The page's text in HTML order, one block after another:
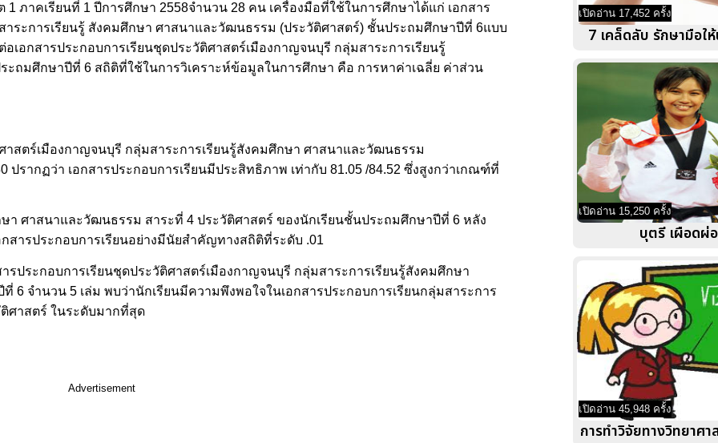
ภาคเรียนที่ 1 ปีการศึกษา 2558จำนวน 28 คน เครื่องมือที่ใช้ในการศึกษาได้แก่ เอกสาร
ระการเรียนรู้ สังคมศึกษา ศาสนาและวัฒนธรรม (ประวัติศาสตร์) ชั้นประถมศึกษาปีที่ 6แบบ
อกสารประกอบการเรียนชุดประวัติศาสตร์เมืองกาญจนบุรี กลุ่มสาระการเรียนรู้
ถมศึกษาปีที่ 6 สถิติที่ใช้ในการวิเคราะห์ข้อมูลในการศึกษา คือ การหาค่าเฉลี่ย ค่าส่วน
าสตร์เมืองกาญจนบุรี กลุ่มสาระการเรียนรู้สังคมศึกษา ศาสนาและวัฒนธรรม
รากฏว่า เอกสารประกอบการเรียนมีประสิทธิภาพ เท่ากับ 81.05 /84.52 ซึ่งสูงกว่าเกณฑ์ที่
า ศาสนาและวัฒนธรรม สาระที่ 4 ประวัติศาสตร์ ของนักเรียนชั้นประถมศึกษาปีที่ 6 หลัง
สารประกอบการเรียนอย่างมีนัยสำคัญทางสถิติที่ระดับ .01
ประกอบการเรียนชุดประวัติศาสตร์เมืองกาญจนบุรี กลุ่มสาระการเรียนรู้สังคมศึกษา
จำนวน 5 เล่ม พบว่านักเรียนมีความพึงพอใจในเอกสารประกอบการเรียนกลุ่มสาระการ
ศาสตร์ ในระดับมากที่สุด
Advertisement
เปิดอ่าน 17,452 ครั้ง
7 เคล็ดลับ รักษามือใ
เปิดอ่าน 15,250 ครั้ง
บุตรี เผือดผ่
เปิดอ่าน 45,948 ครั้ง
การทำวิจัยทางวิทยาศ